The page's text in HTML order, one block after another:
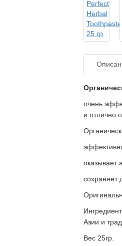
очень
и отлично
оказывает
сохраняет
Азии и
Вес 25гр.